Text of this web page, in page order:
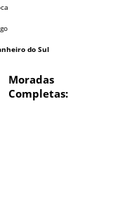
do Sul
Moradas
Completas: